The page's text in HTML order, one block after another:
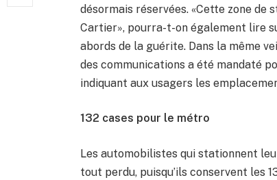
désormais réservées. «Cette zone de
Cartier», pourra-t-on également lire
abords de la guérite. Dans la même
des communications a été mandaté
indiquant aux usagers les
132 cases pour le métro
Les automobilistes qui stationnent
tout perdu, puisqu’ils conservent les